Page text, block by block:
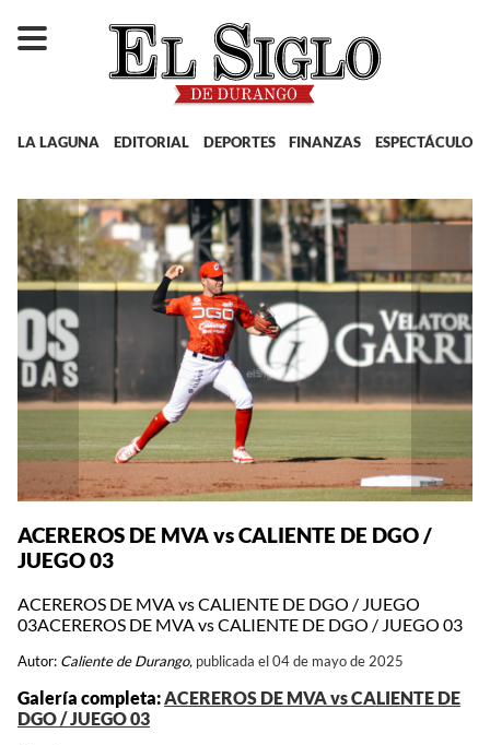
LA LAGUNA EDITORIAL DEPORTES FINANZAS ESPECTÁCULOS
ACEREROS DE MVA vs CALIENTE DE DGO /
JUEGO 03
ACEREROS DE MVA vs CALIENTE DE DGO / JUEGO
03ACEREROS DE MVA vs CALIENTE DE DGO / JUEGO 03
Autor: Caliente de Durango, publicada el 04 de mayo de 2025
Galería completa:ACEREROS DE MVA vs CALIENTE DE
DGO / JUEGO 03